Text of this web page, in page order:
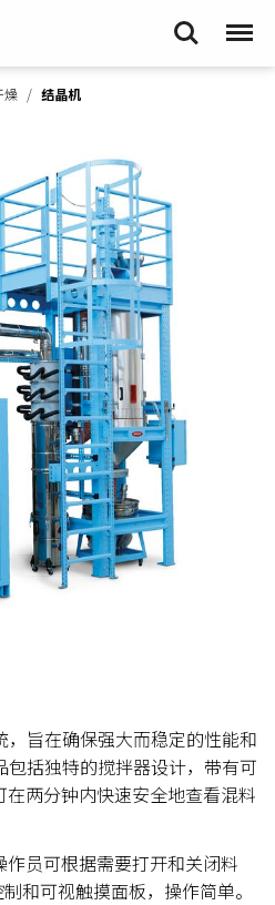
Search Menu
燥 结晶机
，旨在确保强大而稳定的性能和
括独特的搅拌器设计，带有可
两分钟内快速安全地查看混料
员可根据需要打开和关闭料
和可视触摸面板，操作简单。